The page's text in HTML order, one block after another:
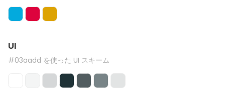
UI
#03aadd を使った UI スキーム